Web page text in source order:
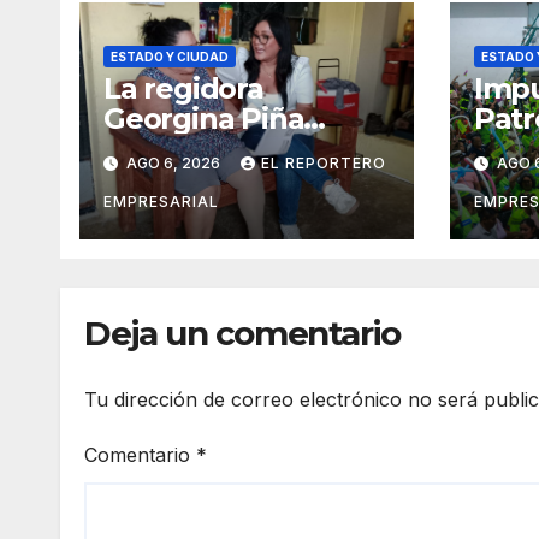
ESTADO Y CIUDAD
La regidora
Georgina Piña
fortalece la
movilidad de
adultos mayores
con la entrega de
AGO 6, 2026 EL REPORTERO
EMPRESARIAL
ESTADO
AGO
Deja un comentario
Tu dirección de correo electrónico no será
Comentario *